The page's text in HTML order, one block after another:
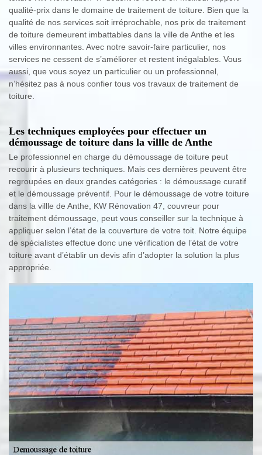
qualité-prix dans le domaine de traitement de toiture. Bien que la
qualité de nos services soit irréprochable, nos prix de traitement
de toiture demeurent imbattables dans la ville de Anthe et les
villes environnantes. Avec notre savoir-faire particulier, nos
services ne cessent de s’améliorer et restent inégalables. Vous
aussi, que vous soyez un particulier ou un professionnel,
n’hésitez pas à nous confier tous vos travaux de traitement de
toiture.
Les techniques employées pour effectuer un
démoussage de toiture dans la villle de Anthe
Le professionnel en charge du démoussage de toiture peut
recourir à plusieurs techniques. Mais ces dernières peuvent être
regroupées en deux grandes catégories : le démoussage curatif
et le démoussage préventif. Pour le démoussage de votre toiture
dans la villle de Anthe, KW Rénovation 47, couvreur pour
traitement démoussage, peut vous conseiller sur la technique à
appliquer selon l’état de la couverture de votre toit. Notre équipe
de spécialistes effectue donc une vérification de l’état de votre
toiture avant d’établir un devis afin d’adopter la solution la plus
appropriée.